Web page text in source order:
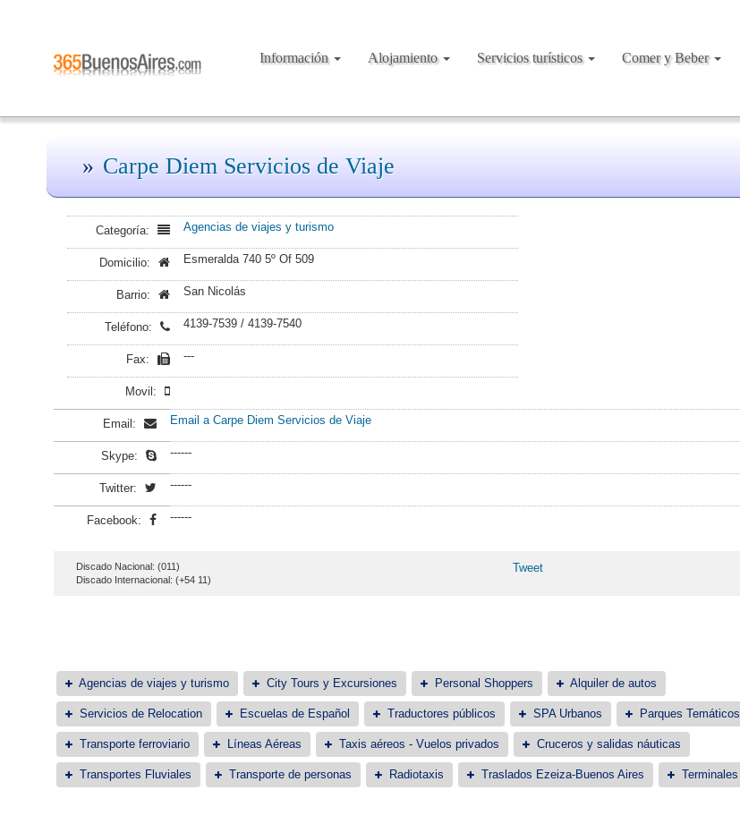
Información Alojamiento Servicios turísticos Comer y Beber
Carpe Diem Servicios de Viaje
Categoría: Agencias de viajes y turismo
Domicilio: Esmeralda 740 5º Of 509
Barrio: San Nicolás
Teléfono: 4139-7539 / 4139-7540
Fax: ---
Movil:
Email: Email a Carpe Diem Servicios de Viaje
Skype: ------
Twitter: ------
Facebook: ------
Discado Nacional: (011)
Discado Internacional: (+54 11)
Tweet
Agencias de viajes y turismo City Tours y Excursiones Personal Shoppers Alquiler de autos
Servicios de Relocation Escuelas de Español Traductores públicos SPA Urbanos Parques Temáticos
Transporte ferroviario Líneas Aéreas Taxis aéreos - Vuelos privados Cruceros y salidas náuticas
Transportes Fluviales Transporte de personas Radiotaxis Traslados Ezeiza-Buenos Aires Terminales